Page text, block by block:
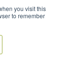
you visit this
to remember